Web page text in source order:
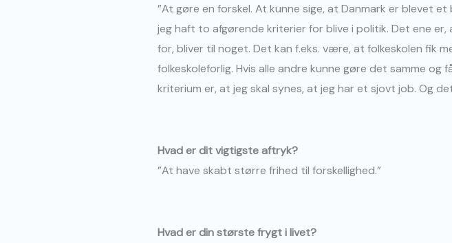
”At gøre en forskel. At kunne sige, at Danmark er blevet
jeg haft to afgørende kriterier for blive i politik. Det ene
for, bliver til noget. Det kan f.eks. være, at folkeskolen fik
folkeskoleforlig. Hvis alle andre kunne gøre det samme
kriterium er, at jeg skal synes, at jeg har et sjovt job. Og
Hvad er dit vigtigste aftryk?
”At have skabt større frihed til forskellighed.”
Hvad er din største frygt i livet?